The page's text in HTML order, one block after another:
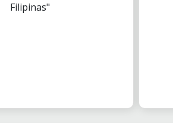
Filipinas"